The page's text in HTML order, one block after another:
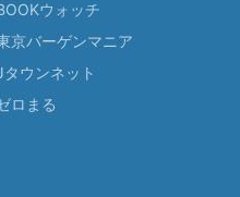
ウォッチ
京バーゲンマニア
タウンネット
ロまる